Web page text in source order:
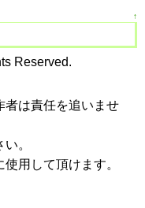
↑
Reserved.
者は責任を追いませ
。
用して頂けます。